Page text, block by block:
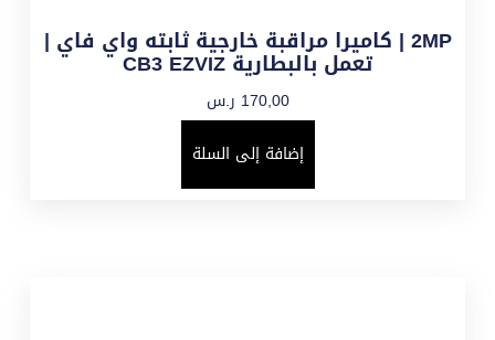
2MP | كاميرا مراقبة خارجية ثابته واي فاي |
تعمل بالبطارية CB3 EZVIZ
170,00 ر.س
إضافة إلى السلة